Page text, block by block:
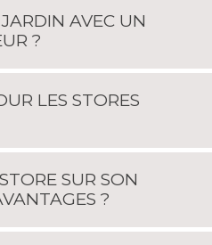
AVEC UN
?
LES STORES
SUR SON
?